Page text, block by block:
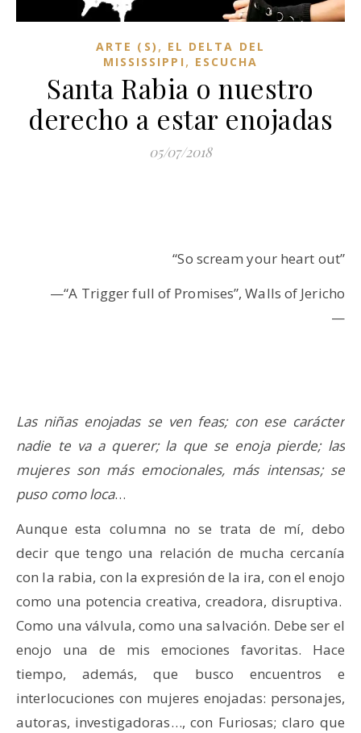
ARTE (S) , EL DELTA DEL
MISSISSIPPI , ESCUCHA
Santa Rabia o nuestro
derecho a estar enojadas
05/07/2018
“So scream your heart out”
—“A Trigger full of Promises”, Walls of Jericho
—
Las niñas enojadas se ven feas; con ese carácter
nadie te va a querer; la que se enoja pierde; las
mujeres son más emocionales, más intensas; se
puso como loca…
Aunque esta columna no se trata de mí, debo
decir que tengo una relación de mucha cercanía
con la rabia, con la expresión de la ira, con el enojo
como una potencia creativa, creadora, disruptiva.
Como una válvula, como una salvación. Debe ser el
enojo una de mis emociones favoritas. Hace
tiempo, además, que busco encuentros e
interlocuciones con mujeres enojadas: personajes,
autoras, investigadoras…, con Furiosas; claro que